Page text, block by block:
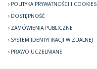
POLITYKA PRYWATNOŚCI I COOKIES
DOSTĘPNOŚĆ
ZAMÓWIENIA PUBLICZNE
SYSTEM IDENTYFIKACJI WIZUALNEJ
PRAWO UCZELNIANE